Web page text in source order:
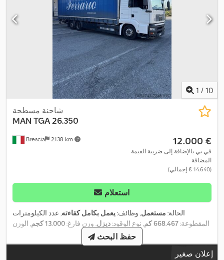
1 / 10
Brescia 2.138 km
شاحنة مسطحة
MAN TGA 26.350
‏12.000 €
في بي بالإضافة إلى ضريبة القيمة
المضافة
(‏14.640 € إجمالي)
استعلام
الحالة: مستعمل, وظائف:يعمل بكامل كفاءته, عدد الكيلومترات
المقطوعة:668.467 كم , نوع الوقود:ديزل, وزن فارغ:13.000 كجم
, الوزن
الأقصى للحمولة: 13.000 كجم
المحور:3 محاور , نوع التروس:تلقائي, تعليق:هواء, الطول الكلي:12.000
إعلان صغير
حفظ البحث